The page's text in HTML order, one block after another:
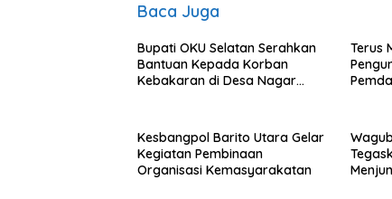
Baca Juga
Bupati OKU Selatan Serahkan
Bantuan Kepada Korban
Kebakaran di Desa Nagar
Terus
Kuhe.
Kesbangpol Barito Utara Gelar
Kegiatan Pembinaan
Organisasi Kemasyarakatan